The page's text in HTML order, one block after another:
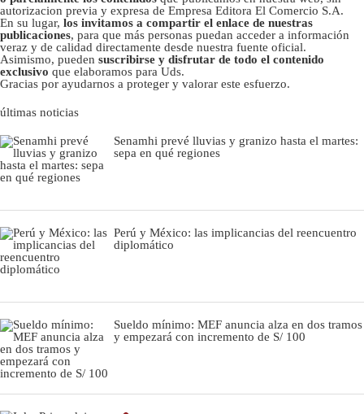
autorizacion previa y expresa de Empresa Editora El Comercio S.A.
En su lugar, los invitamos a compartir el enlace de nuestras
publicaciones, para que más personas puedan acceder a información
veraz y de calidad directamente desde nuestra fuente oficial.
Asimismo, pueden suscribirse y disfrutar de todo el contenido
exclusivo que elaboramos para Uds.
Gracias por ayudarnos a proteger y valorar este esfuerzo.
últimas noticias
Senamhi prevé lluvias y granizo hasta el martes:
sepa en qué regiones
Perú y México: las implicancias del reencuentro
diplomático
Sueldo mínimo: MEF anuncia alza en dos tramos
y empezará con incremento de S/ 100